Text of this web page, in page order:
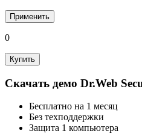
Применить
0
Купить
Скачать демо Dr.Web
Бесплатно на 1 месяц
Без техподдержки
Защита 1 компьютера